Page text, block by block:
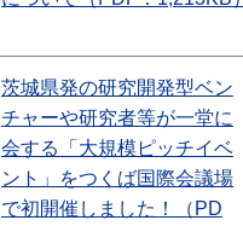
茨城県発の研究開発型ベン
チャーや研究者等が一堂に
会する「大規模ピッチイベ
ント」をつくば国際会議場
で初開催しました！（PD